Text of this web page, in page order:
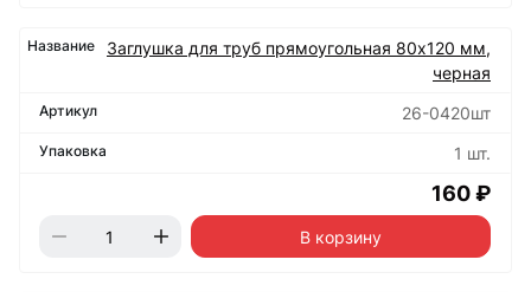
Заглушка для труб прямоугольная 80х120 мм,
черная
26-0420шт
1 шт.
160 ₽
В корзину